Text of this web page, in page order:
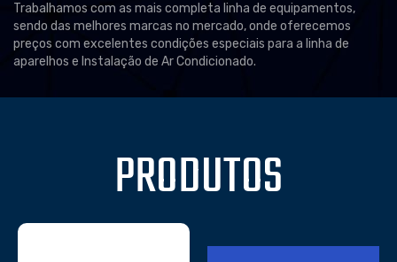
Trabalhamos com as mais completa linha de equipamentos,
sendo das melhores marcas no mercado, onde oferecemos
preços com excelentes condições especiais para a linha de
aparelhos e Instalação de Ar Condicionado.
PRODUTOS